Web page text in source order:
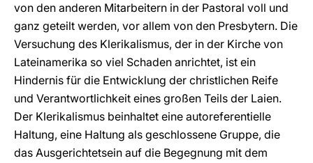
von den anderen Mitarbeitern in der Pastoral voll und
ganz geteilt werden, vor allem von den Presbytern. Die
Versuchung des Klerikalismus, der in der Kirche von
Lateinamerika so viel Schaden anrichtet, ist ein
Hindernis für die Entwicklung der christlichen Reife
und Verantwortlichkeit eines großen Teils der Laien.
Der Klerikalismus beinhaltet eine autoreferentielle
Haltung, eine Haltung als geschlossene Gruppe, die
das Ausgerichtetsein auf die Begegnung mit dem